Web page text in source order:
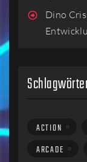
Dino
ACTION
ARCADE